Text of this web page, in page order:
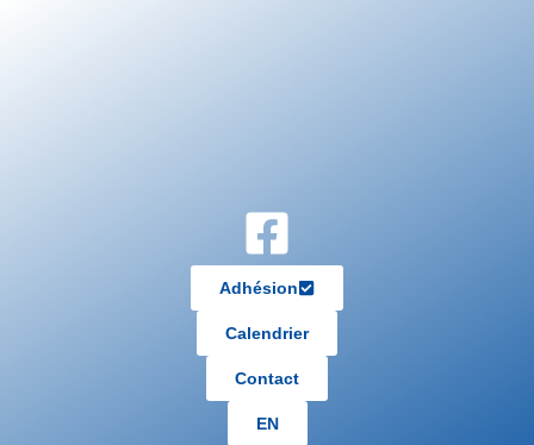
Adhésion
Calendrier
Contact
EN